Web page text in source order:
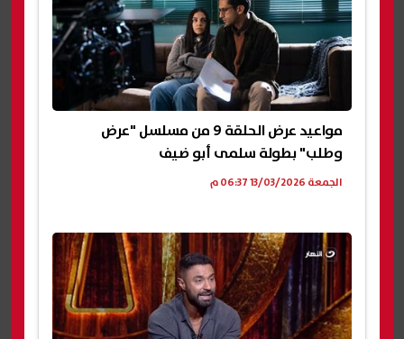
مواعيد عرض الحلقة 9 من مسلسل "عرض
وطلب" بطولة سلمى أبو ضيف
الجمعة 13/03/2026 06:37 م